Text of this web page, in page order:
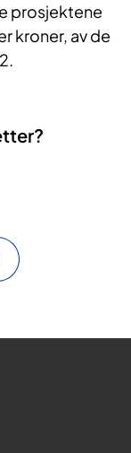
prosjektene
kroner, av de